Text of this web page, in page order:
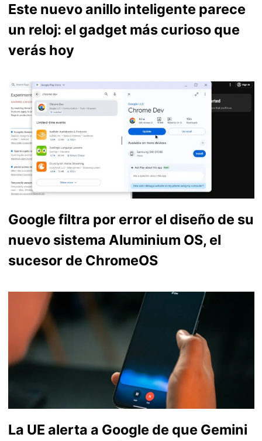
Este nuevo anillo inteligente parece
un reloj: el gadget más curioso que
verás hoy
Google filtra por error el diseño de su
nuevo sistema Aluminium OS, el
sucesor de ChromeOS
La UE alerta a Google de que Gemini